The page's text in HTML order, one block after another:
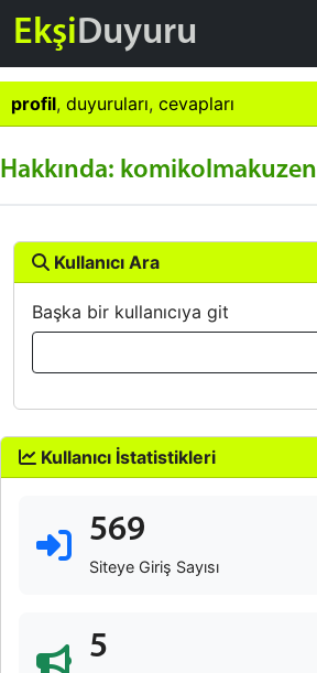
EkşiDuyuru
profil, duyuruları, cevapları
Hakkında: komikolmakuzen
Kullanıcı Ara
Başka bir kullanıcıya git
Kullanıcı İstatistikleri
569
Siteye Giriş Sayısı
5